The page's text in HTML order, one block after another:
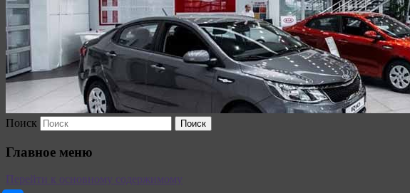
Поиск
Главное меню
Перейти к основному содержимому